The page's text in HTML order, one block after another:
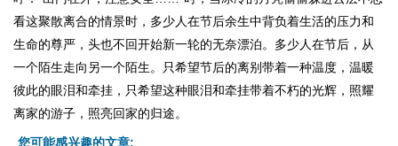
看这聚散离合的情景时，多少人在节后余生中背负着生活的压力和
生命的尊严，头也不回开始新一轮的无奈漂泊。多少人在节后，从
一个陌生走向另一个陌生。只希望节后的离别带着一种温度，温暖
彼此的眼泪和牵挂，只希望这种眼泪和牵挂带着不朽的光辉，照耀
离家的游子，照亮回家的归途。
您可能感兴趣的文章: